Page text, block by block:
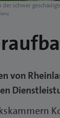
der schwer
von